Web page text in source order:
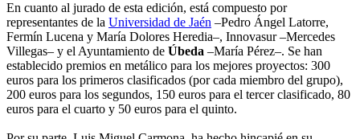
En cuanto al jurado de esta edición, está compuesto por
representantes de la Universidad de Jaén –Pedro Ángel Latorre,
Fermín Lucena y María Dolores Heredia–, Innovasur –Mercedes
Villegas– y el Ayuntamiento de Úbeda –María Pérez–. Se han
establecido premios en metálico para los mejores proyectos: 300
euros para los primeros clasificados (por cada miembro del grupo),
200 euros para los segundos, 150 euros para el tercer clasificado, 80
euros para el cuarto y 50 euros para el quinto.